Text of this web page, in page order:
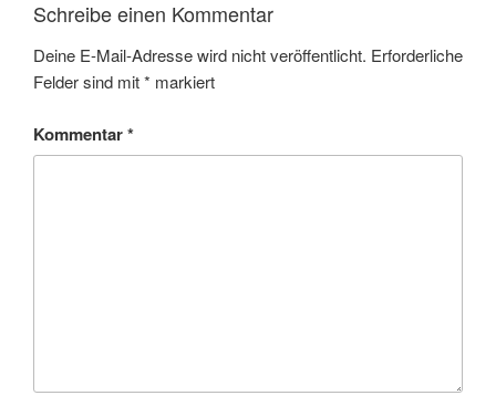
Schreibe einen Kommentar
Deine E-Mail-Adresse wird nicht veröffentlicht. Erforderliche
Felder sind mit* markiert
Kommentar*